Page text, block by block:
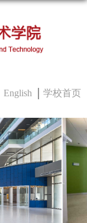
English 学校首页